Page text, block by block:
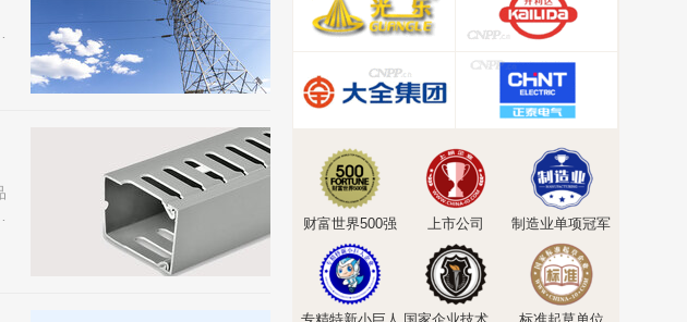
财富世界500强 上市公司 制造业单项冠军